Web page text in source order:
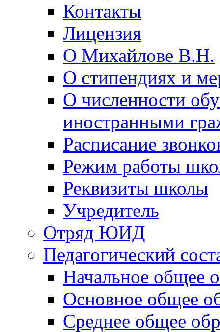
Контакты
Лицензия
О Михайлове В.Н.
О стипендиях и
О численности
иностранными
Расписание
Режим работы
Реквизиты школы
Учредитель
Отряд ЮИД
Педагогический
Начальное общее
Основное общее
Среднее общее